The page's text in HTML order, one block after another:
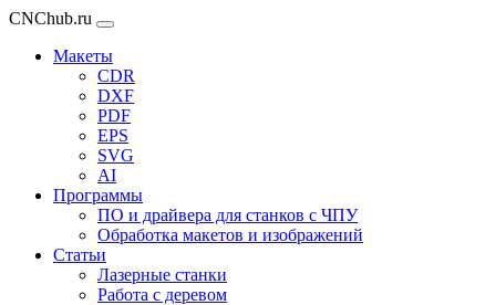
CNChub.ru
Макеты
CDR
DXF
PDF
EPS
SVG
AI
Программы
ПО и драйвера для станков с ЧПУ
Обработка макетов и изображений
Статьи
Лазерные станки
Работа с деревом